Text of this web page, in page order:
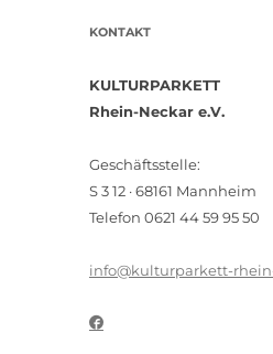
KONTAKT
KULTURPARKETT
Rhein-Neckar e.V.
Geschäftsstelle:
S 3 12 · 68161 Mannheim
Telefon 0621 44 59 95 50
info@kulturparkett-